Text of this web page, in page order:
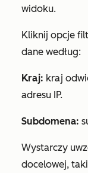
widoku.
Kliknij opcje
dane według:
Kraj: kraj
adresu IP.
Subdomena:
Wystarczy
docelowej,